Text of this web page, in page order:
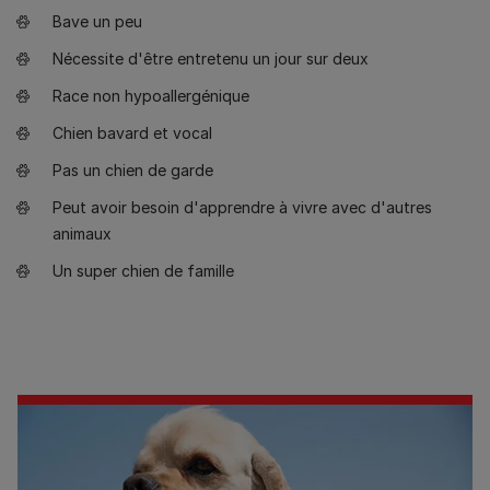
Bave un peu
Nécessite d'être entretenu un jour sur deux
Race non hypoallergénique
Chien bavard et vocal
Pas un chien de garde
Peut avoir besoin d'apprendre à vivre avec d'autres
animaux
Un super chien de famille